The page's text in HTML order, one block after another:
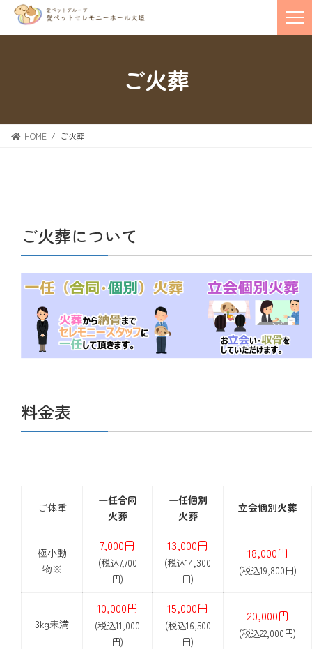
ご火葬
HOME ご火葬
ご火葬について
料金表
ご体重
一任合同
火葬
一任個別
火葬
立会個別火葬
極小動
物※
7,000円
(税込7,700
円)
13,000円
(税込14,300
円)
18,000円
(税込19,800円)
3kg未満
10,000円
(税込11,000
円)
15,000円
(税込16,500
円)
20,000円
(税込22,000円)